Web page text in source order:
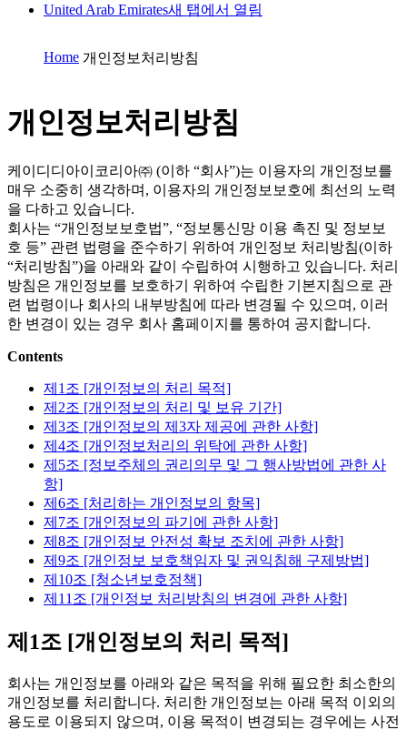
United Arab Emirates새 탭에서 열림
Home 개인정보처리방침
개인정보처리방침
케이디디아이코리아㈜ (이하 “회사”)는 이용자의 개인정보를
매우 소중히 생각하며, 이용자의 개인정보보호에 최선의 노력
을 다하고 있습니다.
회사는 “개인정보보호법”, “정보통신망 이용 촉진 및 정보보
호 등” 관련 법령을 준수하기 위하여 개인정보 처리방침(이하
“처리방침”)을 아래와 같이 수립하여 시행하고 있습니다. 처리
방침은 개인정보를 보호하기 위하여 수립한 기본지침으로 관
련 법령이나 회사의 내부방침에 따라 변경될 수 있으며, 이러
한 변경이 있는 경우 회사 홈페이지를 통하여 공지합니다.
Contents
제1조 [개인정보의 처리 목적]
제2조 [개인정보의 처리 및 보유 기간]
제3조 [개인정보의 제3자 제공에 관한 사항]
제4조 [개인정보처리의 위탁에 관한 사항]
제5조 [정보주체의 권리의무 및 그 행사방법에 관한 사
항]
제6조 [처리하는 개인정보의 항목]
제7조 [개인정보의 파기에 관한 사항]
제8조 [개인정보 안전성 확보 조치에 관한 사항]
제9조 [개인정보 보호책임자 및 권익침해 구제방법]
제10조 [청소년보호정책]
제11조 [개인정보 처리방침의 변경에 관한 사항]
제1조 [개인정보의 처리 목적]
회사는 개인정보를 아래와 같은 목적을 위해 필요한 최소한의
개인정보를 처리합니다. 처리한 개인정보는 아래 목적 이외의
용도로 이용되지 않으며, 이용 목적이 변경되는 경우에는 사전